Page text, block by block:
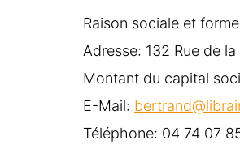
Raison sociale et
Adresse: 132 Rue de
Montant du capital
E-Mail:
Téléphone: 04 74 07